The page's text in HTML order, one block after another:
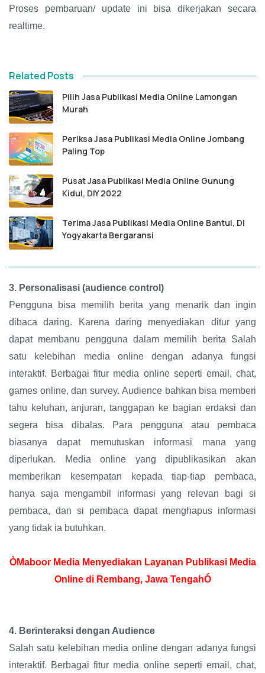
Proses pembaruan/ update ini bisa dikerjakan secara
realtime.
Related Posts
Pilih Jasa Publikasi Media Online Lamongan
Murah
Periksa Jasa Publikasi Media Online Jombang
Paling Top
Pusat Jasa Publikasi Media Online Gunung
Kidul, DIY 2022
Terima Jasa Publikasi Media Online Bantul, DI
Yogyakarta Bergaransi
3. Personalisasi (audience control)
Pengguna bisa memilih berita yang menarik dan ingin
dibaca daring. Karena daring menyediakan ditur yang
dapat membanu pengguna dalam memilih berita Salah
satu kelebihan media online dengan adanya fungsi
interaktif. Berbagai fitur media online seperti email, chat,
games online, dan survey. Audience bahkan bisa memberi
tahu keluhan, anjuran, tanggapan ke bagian erdaksi dan
segera bisa dibalas. Para pengguna atau pembaca
biasanya dapat memutuskan informasi mana yang
diperlukan. Media online yang dipublikasikan akan
memberikan kesempatan kepada tiap-tiap pembaca,
hanya saja mengambil informasi yang relevan bagi si
pembaca, dan si pembaca dapat menghapus informasi
yang tidak ia butuhkan.
ÒMaboor Media Menyediakan Layanan Publikasi Media
Online di Rembang, Jawa TengahÓ
4. Berinteraksi dengan Audience
Salah satu kelebihan media online dengan adanya fungsi
interaktif. Berbagai fitur media online seperti email, chat,